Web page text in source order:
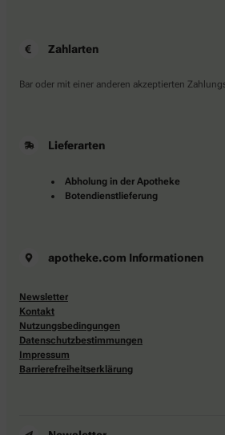
Zahlarten
Bar oder mit einer anderen akzeptierten
Lieferarten
Abholung in der Apotheke
Botendienstlieferung
apotheke.com Informationen
Newsletter
Kontakt
Nutzungsbedingungen
Datenschutzbestimmungen
Impressum
Barrierefreiheitserklärung